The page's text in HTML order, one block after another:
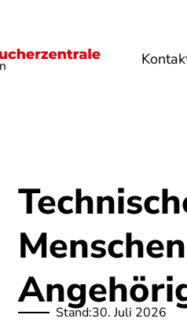
Lebensmittel
Stand:30. Juli 2026